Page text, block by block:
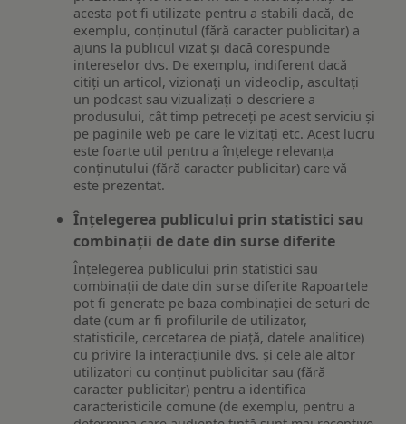
acesta pot fi utilizate pentru a stabili dacă, de
exemplu, conținutul (fără caracter publicitar) a
ajuns la publicul vizat și dacă corespunde
intereselor dvs. De exemplu, indiferent dacă
citiți un articol, vizionați un videoclip, ascultați
un podcast sau vizualizați o descriere a
produsului, cât timp petreceți pe acest serviciu și
pe paginile web pe care le vizitați etc. Acest lucru
este foarte util pentru a înțelege relevanța
conținutului (fără caracter publicitar) care vă
este prezentat.
Înțelegerea publicului prin statistici sau
combinații de date din surse diferite
Înțelegerea publicului prin statistici sau
combinații de date din surse diferite Rapoartele
pot fi generate pe baza combinației de seturi de
date (cum ar fi profilurile de utilizator,
statisticile, cercetarea de piață, datele analitice)
cu privire la interacțiunile dvs. și cele ale altor
utilizatori cu conținut publicitar sau (fără
caracter publicitar) pentru a identifica
caracteristicile comune (de exemplu, pentru a